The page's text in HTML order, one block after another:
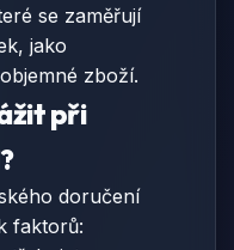
se zaměřují
jako
zboží.
při
doručení
faktorů: